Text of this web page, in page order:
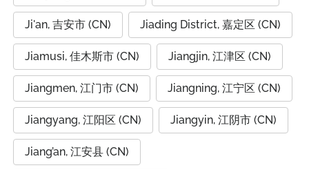
Ji'an, 吉安市 (CN) Jiading District, 嘉定区 (CN)
Jiamusi, 佳木斯市 (CN) Jiangjin, 江津区 (CN)
Jiangmen, 江门市 (CN) Jiangning, 江宁区 (CN)
Jiangyang, 江阳区 (CN) Jiangyin, 江阴市 (CN)
Jiang’an, 江安县 (CN)